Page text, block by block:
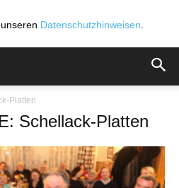
Datenschutzhinweisen
Platten
Schellack-Platten